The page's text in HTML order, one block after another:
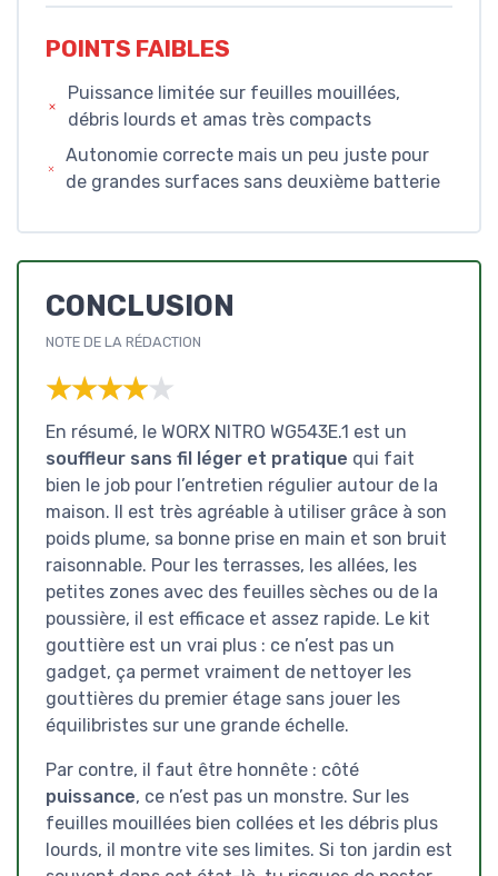
POINTS FAIBLES
Puissance limitée sur feuilles mouillées,
débris lourds et amas très compacts
Autonomie correcte mais un peu juste pour
de grandes surfaces sans deuxième batterie
CONCLUSION
NOTE DE LA RÉDACTION
★★★★★
★★★★★
En résumé, le WORX NITRO WG543E.1 est un
souffleur sans fil léger et pratique qui fait
bien le job pour l’entretien régulier autour de la
maison. Il est très agréable à utiliser grâce à son
poids plume, sa bonne prise en main et son bruit
raisonnable. Pour les terrasses, les allées, les
petites zones avec des feuilles sèches ou de la
poussière, il est efficace et assez rapide. Le kit
gouttière est un vrai plus : ce n’est pas un
gadget, ça permet vraiment de nettoyer les
gouttières du premier étage sans jouer les
équilibristes sur une grande échelle.
Par contre, il faut être honnête : côté
puissance, ce n’est pas un monstre. Sur les
feuilles mouillées bien collées et les débris plus
lourds, il montre vite ses limites. Si ton jardin est